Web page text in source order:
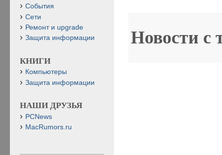
Новости с
События
Сети
Ремонт и upgrade
Защита информации
КНИГИ
Компьютеры
Защита информации
НАШИ ДРУЗЬЯ
PCNews
MacRumors.ru